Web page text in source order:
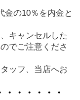
の10％を内金と
キャンセルした
のでご注意くださ
ッフ、当店へお
・・・・・・